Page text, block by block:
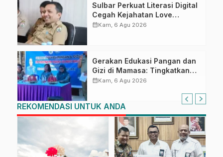
Sulbar Perkuat Literasi Digital
Cegah Kejahatan Love
Scamming
calendar_monthKam, 6 Agu 2026
Gerakan Edukasi Pangan dan
Gizi di Mamasa: Tingkatkan
Pengetahuan dan
calendar_monthKam, 6 Agu 2026
REKOMENDASI UNTUK ANDA